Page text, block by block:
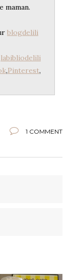
maman.
blogdelili
labibliodelili
,Pinterest,
1 COMMENT